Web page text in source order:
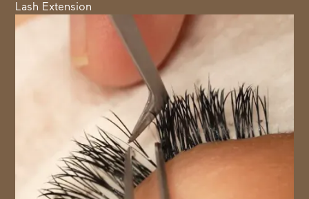
Lash Extension